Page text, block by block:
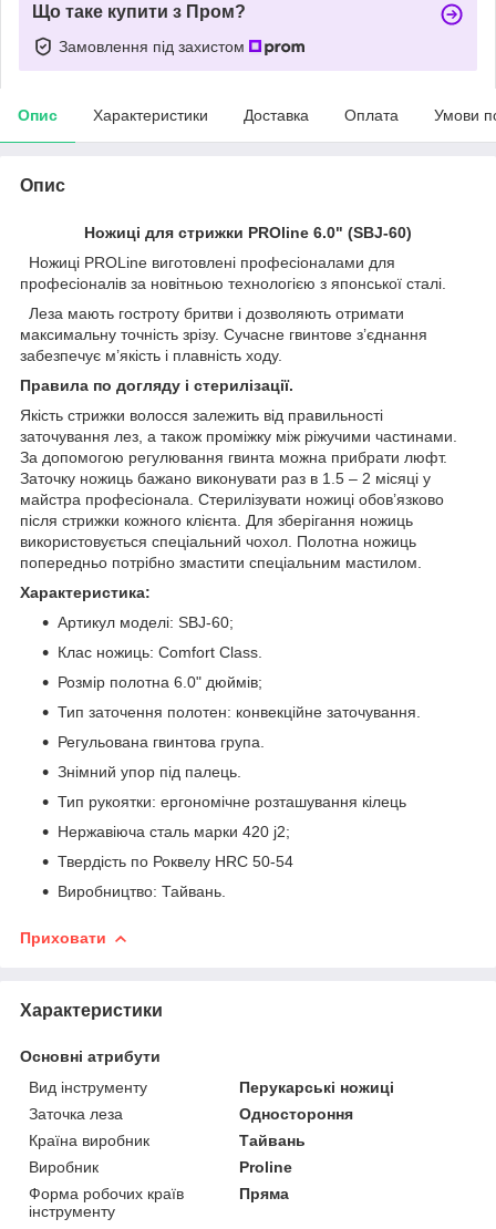
Що таке купити з Пром?
Замовлення під захистом
Опис Характеристики Доставка Оплата Умови
Опис
Ножиці для стрижки PROline 6.0" (SBJ-60)
Ножиці PRОLine виготовлені професіоналами для
професіоналів за новітньою технологією з японської сталі.
Леза мають гостроту бритви і дозволяють отримати
максимальну точність зрізу. Сучасне гвинтове з’єднання
забезпечує м’якість і плавність ходу.
Правила по догляду і стерилізації.
Якість стрижки волосся залежить від правильності
заточування лез, а також проміжку між ріжучими частинами.
За допомогою регулювання гвинта можна прибрати люфт.
Заточку ножиць бажано виконувати раз в 1.5 – 2 місяці у
майстра професіонала. Стерилізувати ножиці обов’язково
після стрижки кожного клієнта. Для зберігання ножиць
використовується спеціальний чохол. Полотна ножиць
попередньо потрібно змастити спеціальним мастилом.
Характеристика:
Артикул моделі: SBJ-60;
Клас ножиць: Сomfort Class.
Розмір полотна 6.0" дюймів;
Тип заточення полотен: конвекційне заточування.
Регульована гвинтова група.
Знімний упор під палець.
Тип рукоятки: ергономічне розташування кілець
Нержавіюча сталь марки 420 j2;
Твердість по Роквелу HRC 50-54
Виробництво: Тайвань.
Приховати
Характеристики
Основні атрибути
Вид інструменту
Перукарські ножиці
Заточка леза
Одностороння
Країна виробник
Тайвань
Виробник
Proline
Форма робочих країв
інструменту
Пряма